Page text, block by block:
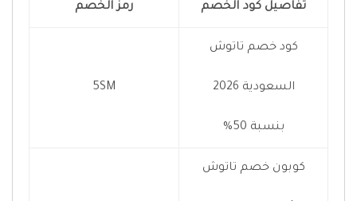
تفاصيل كود الخصم رمز الخصم
كود خصم تاتوش
السعودية 2026
بنسبة 50%
5SM
كوبون خصم تاتوش